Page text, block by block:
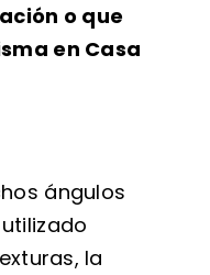
o que
en Casa
ángulos
la